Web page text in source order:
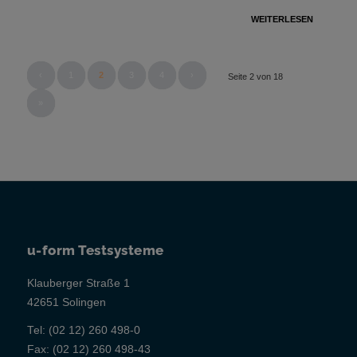
WEITERLESEN
Seite 2 von 18
2
u-form Testsysteme
Klauberger Straße 1
42651 Solingen
Tel: (02 12) 260 498-0
Fax: (02 12) 260 498-43